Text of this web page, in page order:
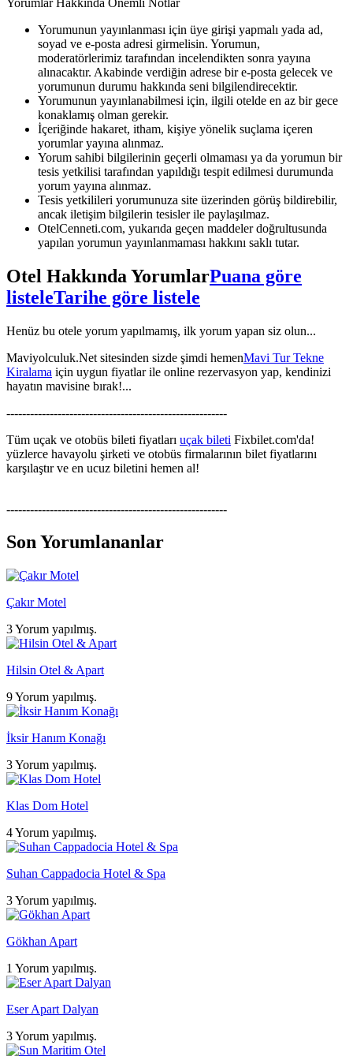
Yorumunun yayınlanması için üye girişi yapmalı yada ad,
soyad ve e-posta adresi girmelisin. Yorumun,
moderatörlerimiz tarafından incelendikten sonra yayına
alınacaktır. Akabinde verdiğin adrese bir e-posta gelecek ve
yorumunun durumu hakkında seni bilgilendirecektir.
Yorumunun yayınlanabilmesi için, ilgili otelde en az bir gece
konaklamış olman gerekir.
İçeriğinde hakaret, itham, kişiye yönelik suçlama içeren
yorumlar yayına alınmaz.
Yorum sahibi bilgilerinin geçerli olmaması ya da yorumun bir
tesis yetkilisi tarafından yapıldığı tespit edilmesi durumunda
yorum yayına alınmaz.
Tesis yetkilileri yorumunuza site üzerinden görüş bildirebilir,
ancak iletişim bilgilerin tesisler ile paylaşılmaz.
OtelCenneti.com, yukarıda geçen maddeler doğrultusunda
yapılan yorumun yayınlanmaması hakkını saklı tutar.
Otel Hakkında YorumlarPuana göre
listeleTarihe göre listele
Henüz bu otele yorum yapılmamış, ilk yorum yapan siz olun...
Maviyolculuk.Net sitesinden sizde şimdi hemenMavi Tur Tekne
Kiralama için uygun fiyatlar ile online rezervasyon yap, kendinizi
hayatın mavisine bırak!...
--------------------------------------------------------
Tüm uçak ve otobüs bileti fiyatları uçak bileti Fixbilet.com'da!
yüzlerce havayolu şirketi ve otobüs firmalarının bilet fiyatlarını
karşılaştır ve en ucuz biletini hemen al!
--------------------------------------------------------
Son Yorumlananlar
Çakır Motel
3 Yorum yapılmış.
Hilsin Otel & Apart
9 Yorum yapılmış.
İksir Hanım Konağı
3 Yorum yapılmış.
Klas Dom Hotel
4 Yorum yapılmış.
Suhan Cappadocia Hotel & Spa
3 Yorum yapılmış.
Gökhan Apart
1 Yorum yapılmış.
Eser Apart Dalyan
3 Yorum yapılmış.